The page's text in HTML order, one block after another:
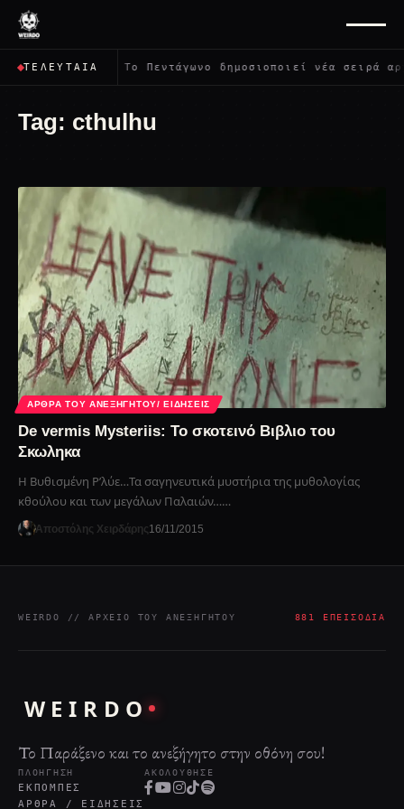
ΤΕΛΕΥΤΑΊΑ
όλους; ✦ Το Πεντάγωνο δημοσιοποιεί νέα σειρά
Tag: cthulhu
ΆΡΘΡΑ ΤΟΥ ΑΝΕΞΉΓΗΤΟΥ/ ΕΙΔΉΣΕΙΣ
De vermis Mysteriis: Το σκοτεινό Βιβλιο του
Σκωληκα
Η Βυθισμένη Ρ’λύε…Τα σαγηνευτικά μυστήρια της μυθολογίας
κθούλου και των μεγάλων Παλαιών……
Αποστόλης Χειρδάρης16/11/2015
WEIRDO // ΑΡΧΕΊΟ ΤΟΥ ΑΝΕΞΉΓΗΤΟΥ 881 ΕΠΕΙΣΌΔΙΑ
WEIRDO
Το Παράξενο και το ανεξήγητο στην οθόνη σου!
ΠΛΟΉΓΗΣΗ
ΕΚΠΟΜΠΈΣ
ΆΡΘΡΑ / ΕΙΔΉΣΕΙΣ
ΑΚΟΛΟΎΘΗΣΕ